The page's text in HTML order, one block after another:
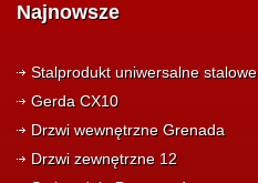
Najnowsze
Stalprodukt uniwersalne stalowe
Gerda CX10
Drzwi wewnętrzne Grenada
Drzwi zewnętrzne 12